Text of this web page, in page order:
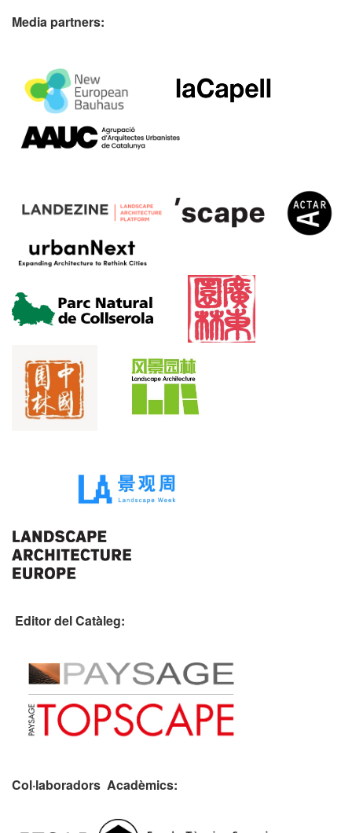
Media partners:
Editor del Catàleg:
Col·laboradors Acadèmics: